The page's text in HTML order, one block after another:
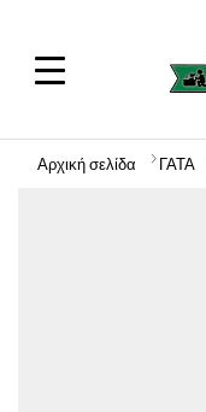
Αρχική σελίδα ΓΑΤΑ